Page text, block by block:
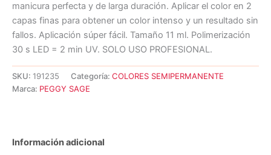
manicura perfecta y de larga duración. Aplicar el color en 2
capas finas para obtener un color intenso y un resultado sin
fallos. Aplicación súper fácil. Tamaño 11 ml. Polimerización
30 s LED = 2 min UV. SOLO USO PROFESIONAL.
SKU: 191235 Categoría: COLORES SEMIPERMANENTE
Marca: PEGGY SAGE
Información adicional